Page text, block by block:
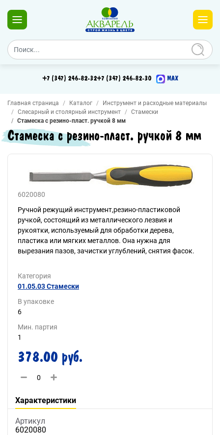
+7 (347) 246-82-32+7 (347) 246-82-30 MAX
Главная страница Каталог
Инструмент и расходные материалы
Слесарный и столярный инструмент
Стамески
Стамеска с резино-пласт. ручкой 8 мм
Стамеска с резино-пласт. ручкой 8 мм
6020080
Ручной режущий инструмент,резино-пластиковой
ручкой, состоящий из металлического лезвия и
рукоятки, используемый для обработки дерева,
пластика или мягких металлов. Она нужна для
вырезания пазов, зачистки углублений, снятия фасок.
Категория
01.05.03 Стамески
В упаковке
6
Мин. партия
1
378.00 руб.
Характеристики
Артикул
6020080